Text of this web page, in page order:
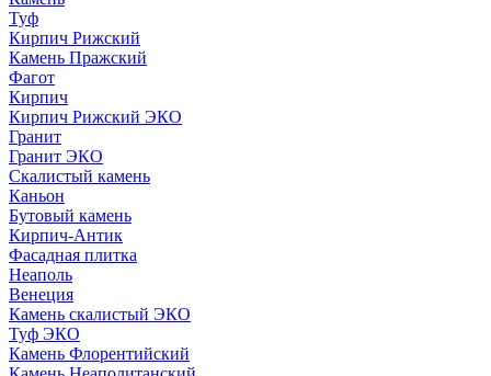
Туф
Кирпич Рижский
Камень Пражский
Фагот
Кирпич
Кирпич Рижский ЭКО
Гранит
Гранит ЭКО
Скалистый камень
Каньон
Бутовый камень
Кирпич-Антик
Фасадная плитка
Неаполь
Венеция
Камень скалистый ЭКО
Туф ЭКО
Камень Флорентийский